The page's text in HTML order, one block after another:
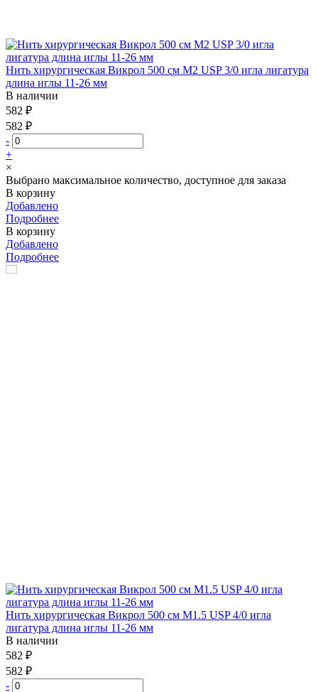
Нить хирургическая Викрол 500 см М2 USP 3/0 игла лигатура
длина иглы 11-26 мм
В наличии
582 ₽
582 ₽
-
+
×
Выбрано максимальное количество, доступное для заказа
В корзину
Добавлено
Подробнее
В корзину
Добавлено
Подробнее
Нить хирургическая Викрол 500 см М1.5 USP 4/0 игла
лигатура длина иглы 11-26 мм
В наличии
582 ₽
582 ₽
-